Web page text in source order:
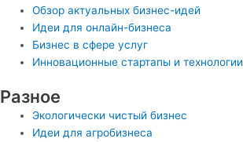
Обзор актуальных бизнес-идей
Идеи для онлайн-бизнеса
Бизнес в сфере услуг
Инновационные стартапы и технологии
Разное
Экологически чистый бизнес
Идеи для агробизнеса